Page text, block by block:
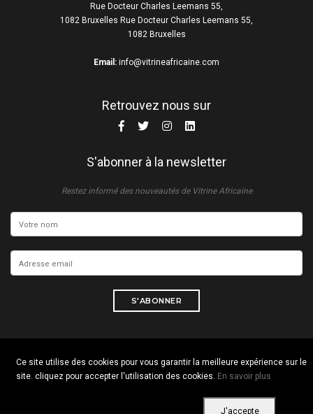
Ce site utilise des cookies pour vous garantir la meilleure expérience sur le
site. cliquez pour accepter l'utilisation des cookies. En savoir plus
J'accepte
Rue Docteur Charles Leemans 55,
1082 Bruxelles Rue Docteur Charles Leemans 55,
1082 Bruxelles
Email: info@vitrineafricaine.com
Retrouvez nous sur
S'abonner à la newsletter
Restez informé des nouveautés de Vitrine Africaine
S'ABONNER
Copyright © 2026 Tous droits réservés. Vitrine Africaine